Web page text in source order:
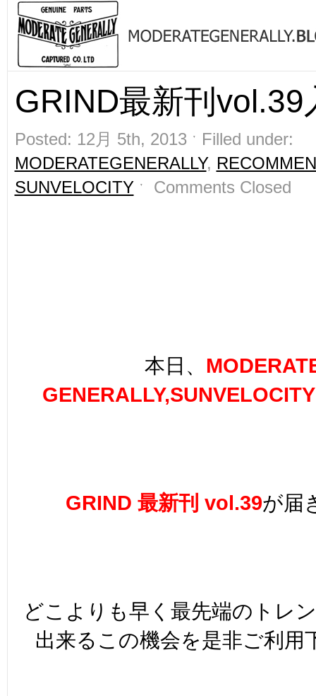
GRIND最新刊vol.39
Posted: 12月 5th, 2013 ˑ Filled under:
MODERATEGENERALLY,
SUNVELOCITYˑ Comments Closed
本日、
GRIND 最新刊 vol.39が届
どこよりも早く最先端のトレ
出来るこの機会を是非ご利用